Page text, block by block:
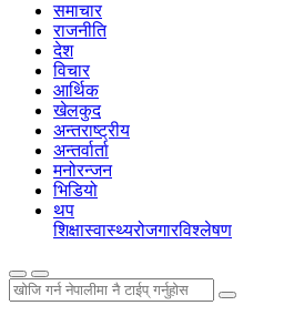
समाचार
राजनीति
देश
विचार
आर्थिक
खेलकुद
अन्तराष्ट्रीय
अन्तर्वार्ता
मनोरन्जन
भिडियो
थप
शिक्षास्वास्थ्यरोजगारविश्लेषण